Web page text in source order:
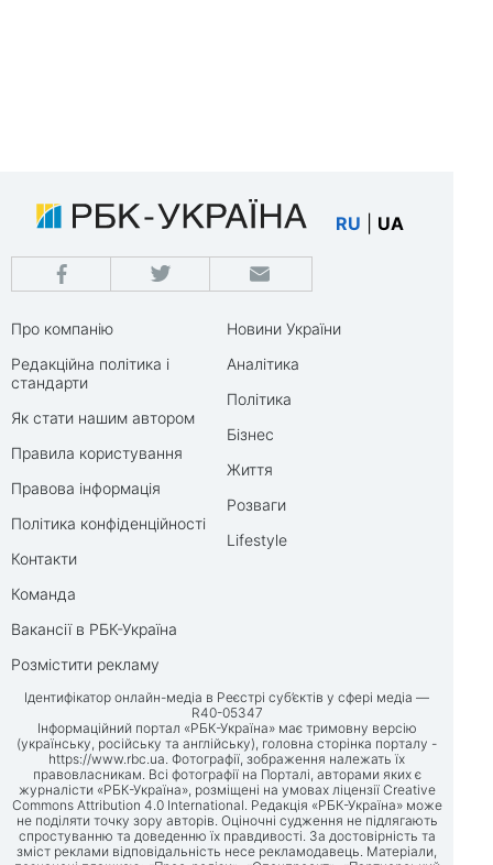
RU UA
Про компанію
Редакційна політика і
стандарти
Як стати нашим автором
Правила користування
Правова інформація
Політика конфіденційності
Контакти
Команда
Вакансії в РБК-Україна
Розмістити рекламу
Новини України
Аналітика
Політика
Бізнес
Життя
Розваги
Lifestyle
Ідентифікатор онлайн-медіа в Реєстрі суб’єктів у сфері медіа —
R40-05347
Інформаційний портал «РБК-Україна» має тримовну версію
(українську, російську та англійську), головна сторінка порталу -
https://www.rbc.ua. Фотографії, зображення належать їх
правовласникам. Всі фотографії на Порталі, авторами яких є
журналісти «РБК-Україна», розміщені на умовах ліцензії Creative
Commons Attribution 4.0 International. Редакція «РБК-Україна» може
не поділяти точку зору авторів. Оціночні судження не підлягають
спростуванню та доведенню їх правдивості. За достовірність та
зміст реклами відповідальність несе рекламодавець. Матеріали,